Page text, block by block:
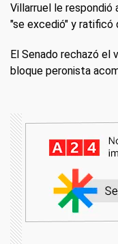
Villarruel le respondió
"se excedió" y ratificó
El Senado rechazó el
bloque peronista